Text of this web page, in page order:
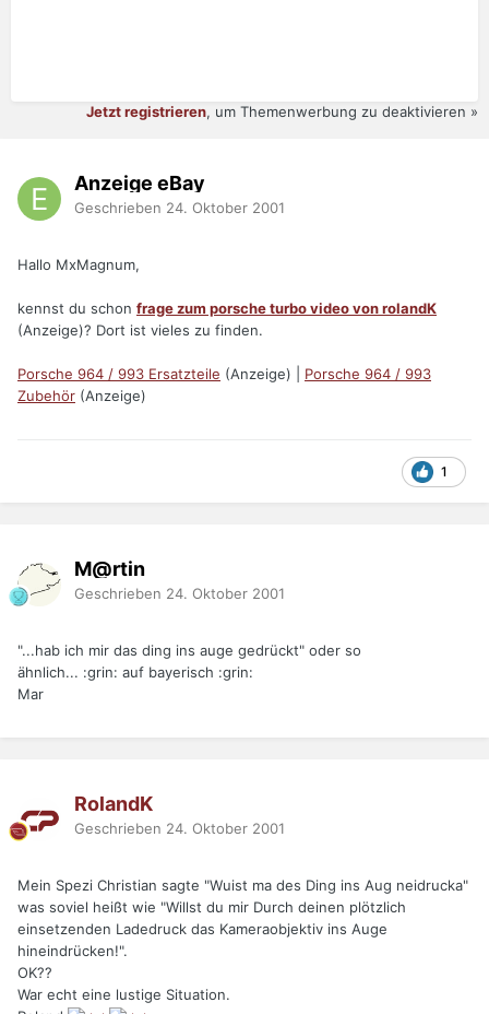
Jetzt registrieren, um Themenwerbung zu deaktivieren »
Anzeige eBay
Geschrieben 24. Oktober 2001
Hallo MxMagnum,
kennst du schon frage zum porsche turbo video von rolandK
(Anzeige)? Dort ist vieles zu finden.
Porsche 964 / 993 Ersatzteile (Anzeige) | Porsche 964 / 993
Zubehör (Anzeige)
1
M@rtin
Geschrieben 24. Oktober 2001
"...hab ich mir das ding ins auge gedrückt" oder so
ähnlich... :grin: auf bayerisch :grin:
Mar
RolandK
Geschrieben 24. Oktober 2001
Mein Spezi Christian sagte "Wuist ma des Ding ins Aug neidrucka"
was soviel heißt wie "Willst du mir Durch deinen plötzlich
einsetzenden Ladedruck das Kameraobjektiv ins Auge
hineindrücken!".
OK??
War echt eine lustige Situation.